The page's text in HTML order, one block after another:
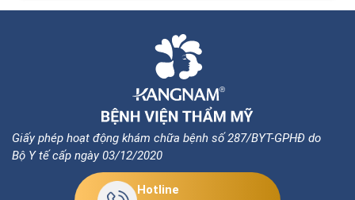
Giấy phép hoạt động khám chữa bệnh số 287/BYT-GPHĐ do
Bộ Y tế cấp ngày 03/12/2020
Hotline